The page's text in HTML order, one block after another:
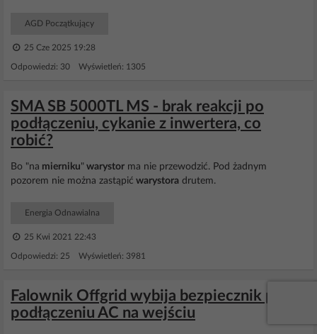
AGD Początkujący
25 Cze 2025 19:28
Odpowiedzi: 30 Wyświetleń: 1305
SMA SB 5000TL MS - brak reakcji po
podłączeniu, cykanie z inwertera, co
robić?
Bo "na mierniku" warystor ma nie przewodzić. Pod żadnym
pozorem nie można zastąpić warystora drutem.
Energia Odnawialna
25 Kwi 2021 22:43
Odpowiedzi: 25 Wyświetleń: 3981
Falownik Offgrid wybija bezpiecznik przy
podłączeniu AC na wejściu